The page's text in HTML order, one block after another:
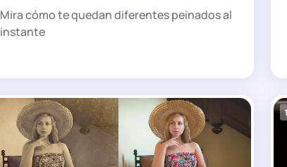
Mira cómo te quedan diferentes peinados al
instante